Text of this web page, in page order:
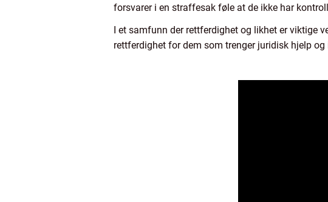
forsvarer i en straffesak føle at de ikke har
I et samfunn der rettferdighet og likhet er viktige
rettferdighet for dem som trenger juridisk hjelp